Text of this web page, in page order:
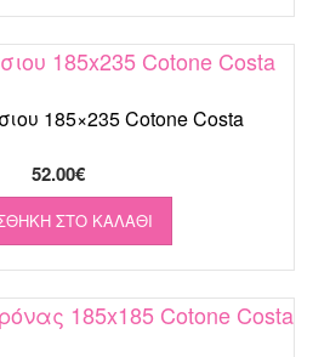
185×235 Cotone Costa
52.00€
ΣΤΟ ΚΑΛΆΘΙ